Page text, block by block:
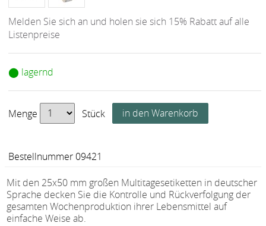
Melden Sie sich an und holen sie sich 15% Rabatt auf alle
Listenpreise
⬤ lagernd
Menge Stück
Bestellnummer 09421
Mit den 25x50 mm großen Multitagesetiketten in deutscher
Sprache decken Sie die Kontrolle und Rückverfolgung der
gesamten Wochenproduktion ihrer Lebensmittel auf
einfache Weise ab.